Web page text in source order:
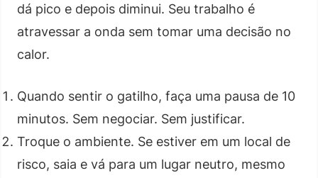
dá pico e depois diminui. Seu trabalho é
atravessar a onda sem tomar uma decisão no
calor.
Quando sentir o gatilho, faça uma pausa de 10
minutos. Sem negociar. Sem justificar.
Troque o ambiente. Se estiver em um local de
risco, saia e vá para um lugar neutro, mesmo